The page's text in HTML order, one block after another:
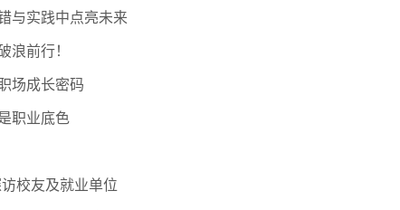
与实践中点亮未来
浪前行！
场成长密码
职业底色
校友及就业单位